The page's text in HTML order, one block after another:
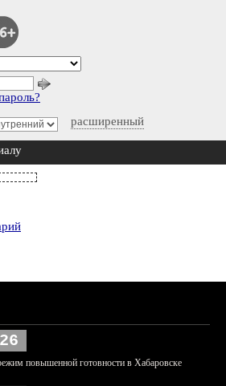
расширенный
повышенной готовности в Хабаровске